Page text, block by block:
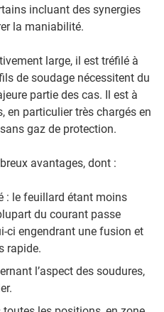
incluant des synergies
la maniabilité.
large, il est tréfilé à
de soudage nécessitent du
partie des cas. Il est à
en particulier très chargés en
gaz de protection.
avantages, dont :
: le feuillard étant moins
du courant passe
ci engendrant une fusion et
rapide.
l’aspect des soudures,